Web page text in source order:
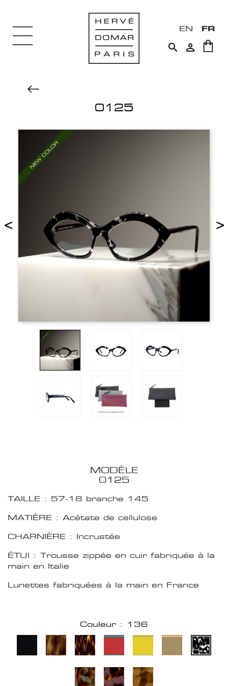
EN FR
 
0125
< >
MODÈLE
0125
TAILLE : 57-18 branche 145
MATIÈRE : Acétate de cellulose
CHARNIÈRE : Incrustée
ÉTUI : Trousse zippée en cuir fabriquée à la
main en Italie
Lunettes fabriquées à la main en France
Couleur : 136